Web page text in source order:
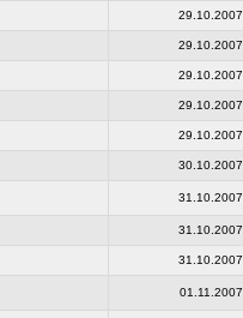
29.10.2007
29.10.2007
29.10.2007
29.10.2007
29.10.2007
30.10.2007
31.10.2007
31.10.2007
31.10.2007
01.11.2007